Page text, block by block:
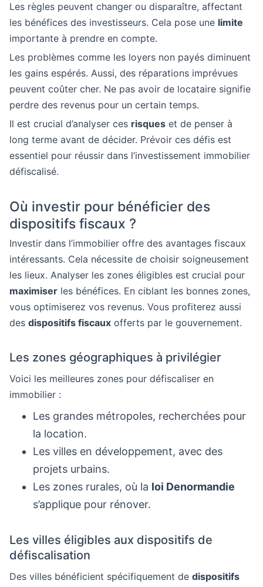
Les règles peuvent changer ou disparaître, affectant
les bénéfices des investisseurs. Cela pose une limite
importante à prendre en compte.
Les problèmes comme les loyers non payés diminuent
les gains espérés. Aussi, des réparations imprévues
peuvent coûter cher. Ne pas avoir de locataire signifie
perdre des revenus pour un certain temps.
Il est crucial d’analyser ces risques et de penser à
long terme avant de décider. Prévoir ces défis est
essentiel pour réussir dans l’investissement immobilier
défiscalisé.
Où investir pour bénéficier des
dispositifs fiscaux ?
Investir dans l’immobilier offre des avantages fiscaux
intéressants. Cela nécessite de choisir soigneusement
les lieux. Analyser les zones éligibles est crucial pour
maximiser les bénéfices. En ciblant les bonnes zones,
vous optimiserez vos revenus. Vous profiterez aussi
des dispositifs fiscaux offerts par le gouvernement.
Les zones géographiques à privilégier
Voici les meilleures zones pour défiscaliser en
immobilier :
Les grandes métropoles, recherchées pour
la location.
Les villes en développement, avec des
projets urbains.
Les zones rurales, où la loi Denormandie
s’applique pour rénover.
Les villes éligibles aux dispositifs de
défiscalisation
Des villes bénéficient spécifiquement de dispositifs